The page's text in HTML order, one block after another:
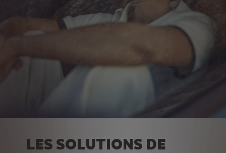
LES SOLUTIONS DE